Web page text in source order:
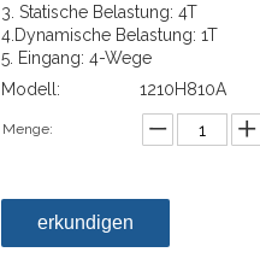
3. Statische Belastung: 4T
4.Dynamische Belastung: 1T
5. Eingang: 4-Wege
Modell:
1210H810A
Menge:
erkundigen